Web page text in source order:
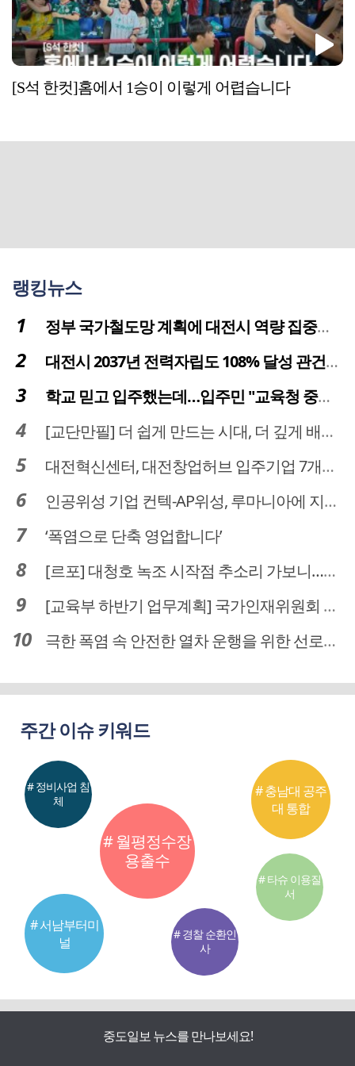
[S석 한컷]홈에서 1승이 이렇게 어렵습니다
랭킹뉴스
정부 국가철도망 계획에 대전시 역량 집중해야
대전시 2037년 전력자립도 108% 달성 관건은 '주민 수용성'
학교 믿고 입주했는데…입주민 "교육청 중재 나서라"
[교단만필] 더 쉽게 만드는 시대, 더 깊게 배우는 교육
대전혁신센터, 대전창업허브 입주기업 7개사 모집
인공위성 기업 컨텍-AP위성, 루마니아에 지상국 시스템 전수
‘폭염으로 단축 영업합니다’
[르포] 대청호 녹조 시작점 추소리 가보니…걷어내도 짙은 초록빛
[교육부 하반기 업무계획] 국가인재위원회 신설… 거점국립대 3곳 성장엔진·AI 분야 패키지 지원
극한 폭염 속 안전한 열차 운행을 위한 선로관리
주간 이슈 키워드
# 월평정수장
용출수
# 서남부터미
널
# 충남대 공주
대 통합
# 정비사업 침
체
# 경찰 순환인
사
# 타슈 이용질
서
중도일보 뉴스를 만나보세요!